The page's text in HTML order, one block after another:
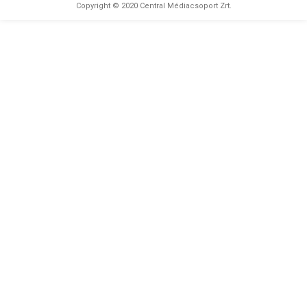
◆ Ferrari: Az autónak fekszik a
Copyright © 2020 Central Médiacsoport Zrt.